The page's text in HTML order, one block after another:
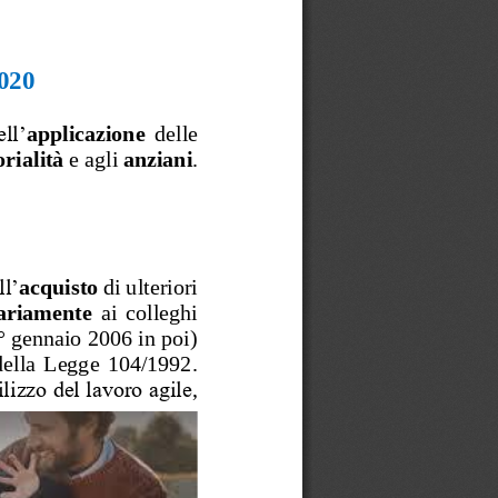
applicazione delle
e agli anziani.
acquisto di ulteriori
ai  colleghi
gennaio 2006 in poi)
della  Legge  104/1992
del lavoro agile,